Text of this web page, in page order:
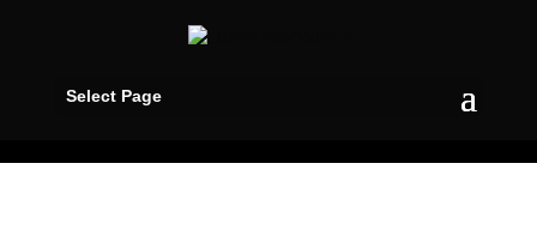
Select Page